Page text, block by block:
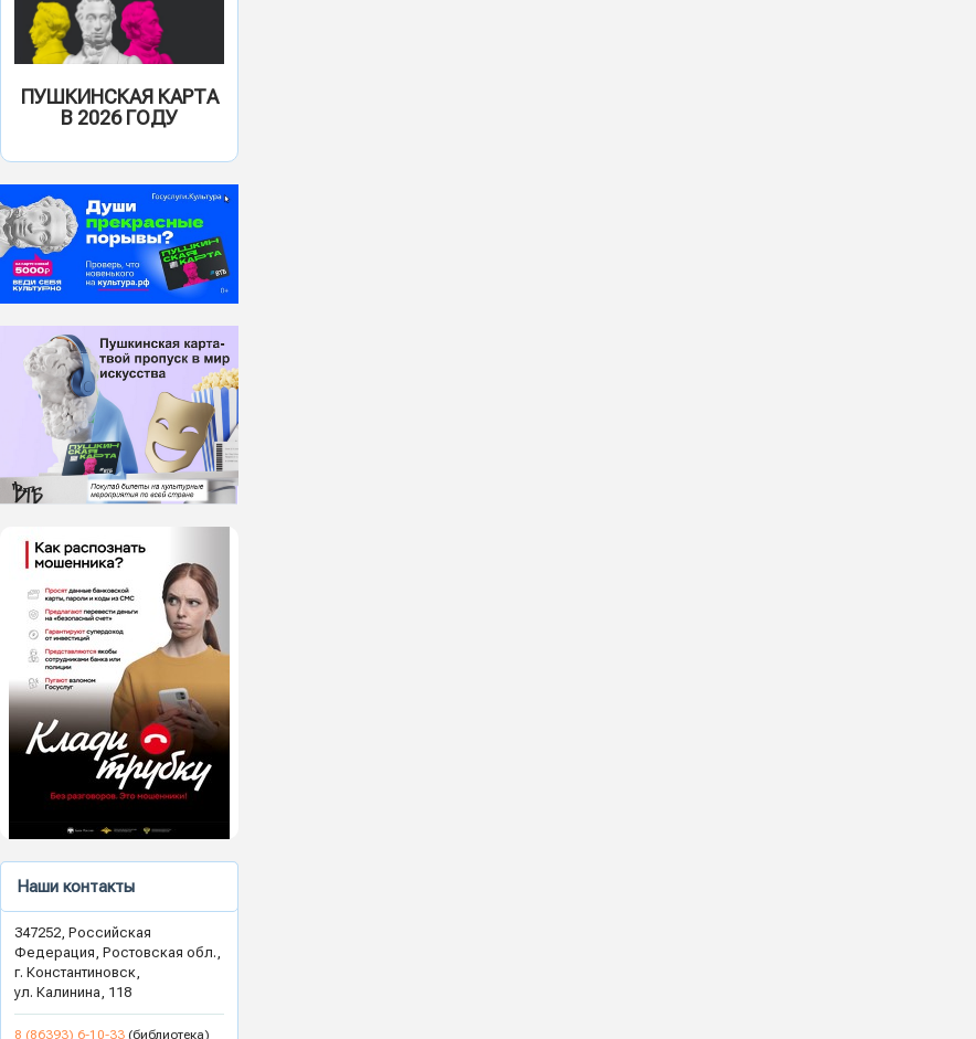
ПУШКИНСКАЯ КАРТА
В 2026 ГОДУ
Наши контакты
347252, Российская
Федерация, Ростовская обл.,
г. Константиновск,
ул. Калинина, 118
8 (86393) 6-10-33 (библиотека)